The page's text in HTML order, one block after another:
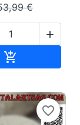
€


favorite_border